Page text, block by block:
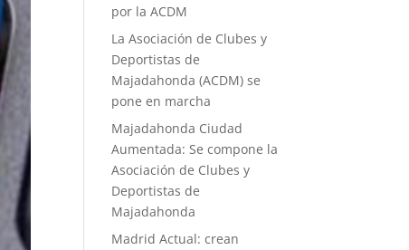
por la ACDM
La Asociación de Clubes y
Deportistas de
Majadahonda (ACDM) se
pone en marcha
Majadahonda Ciudad
Aumentada: Se compone la
Asociación de Clubes y
Deportistas de
Majadahonda
Madrid Actual: crean